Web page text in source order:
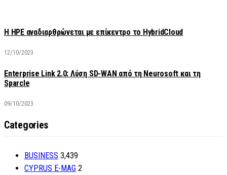
H HPE αναδιαρθρώνεται με επίκεντρο το HybridCloud
12/10/2023
Enterprise Link 2.0: Λύση SD-WAN από τη Neurosoft και τη
Sparcle
09/10/2023
Categories
BUSINESS 3,439
CYPRUS E-MAG 2